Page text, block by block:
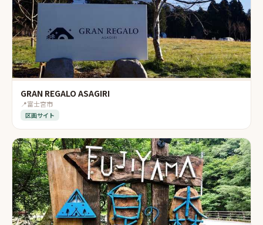
GRAN REGALO ASAGIRI
📍富士宮市
区画サイト